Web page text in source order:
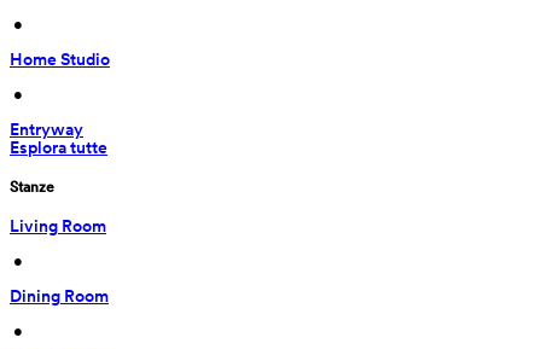
•
Home Studio
•
Entryway
Esplora tutte
Stanze
Living Room
•
Dining Room
•